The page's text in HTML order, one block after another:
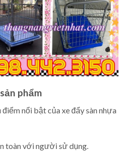
phẩm
nổi bật của xe đẩy sàn nhựa
toàn với người sử dụng.